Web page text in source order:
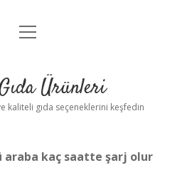
Anasayfa
Yasal Uyarı
menüyü
Ürünleri
kaliteli gıda seçeneklerini keşfedin
araba kaç saatte şarj olur